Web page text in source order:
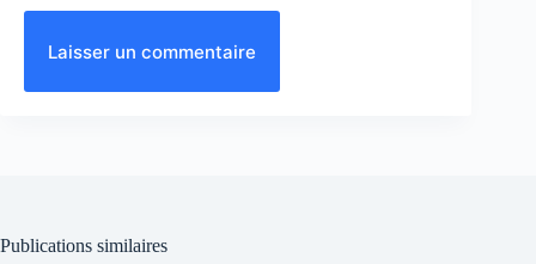
Laisser un commentaire
Publications similaires